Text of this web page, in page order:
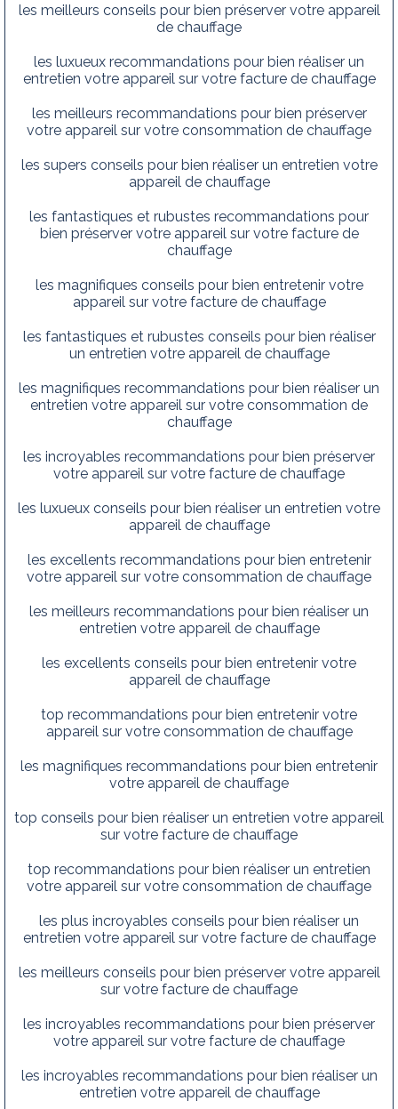
les meilleurs conseils pour bien préserver votre appareil
de chauffage
les luxueux recommandations pour bien réaliser un
entretien votre appareil sur votre facture de chauffage
les meilleurs recommandations pour bien préserver
votre appareil sur votre consommation de chauffage
les supers conseils pour bien réaliser un entretien votre
appareil de chauffage
les fantastiques et rubustes recommandations pour
bien préserver votre appareil sur votre facture de
chauffage
les magnifiques conseils pour bien entretenir votre
appareil sur votre facture de chauffage
les fantastiques et rubustes conseils pour bien réaliser
un entretien votre appareil de chauffage
les magnifiques recommandations pour bien réaliser un
entretien votre appareil sur votre consommation de
chauffage
les incroyables recommandations pour bien préserver
votre appareil sur votre facture de chauffage
les luxueux conseils pour bien réaliser un entretien votre
appareil de chauffage
les excellents recommandations pour bien entretenir
votre appareil sur votre consommation de chauffage
les meilleurs recommandations pour bien réaliser un
entretien votre appareil de chauffage
les excellents conseils pour bien entretenir votre
appareil de chauffage
top recommandations pour bien entretenir votre
appareil sur votre consommation de chauffage
les magnifiques recommandations pour bien entretenir
votre appareil de chauffage
top conseils pour bien réaliser un entretien votre appareil
sur votre facture de chauffage
top recommandations pour bien réaliser un entretien
votre appareil sur votre consommation de chauffage
les plus incroyables conseils pour bien réaliser un
entretien votre appareil sur votre facture de chauffage
les meilleurs conseils pour bien préserver votre appareil
sur votre facture de chauffage
les incroyables recommandations pour bien préserver
votre appareil sur votre facture de chauffage
les incroyables recommandations pour bien réaliser un
entretien votre appareil de chauffage